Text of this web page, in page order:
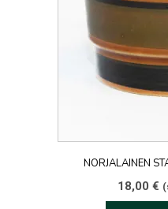
NORJALAINEN
18,00 €